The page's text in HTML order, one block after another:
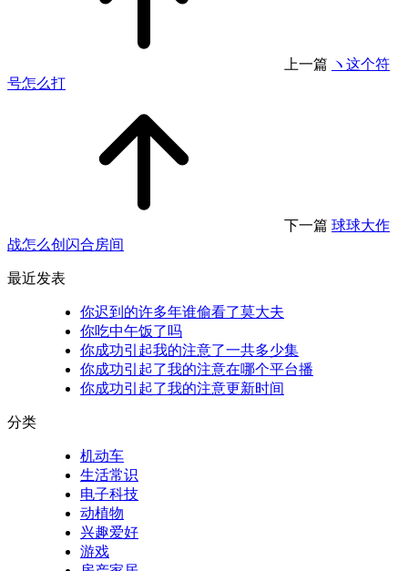
上一篇 ヽ这个符
号怎么打
下一篇 球球大作
战怎么创闪合房间
最近发表
你迟到的许多年谁偷看了莫大夫
你吃中午饭了吗
你成功引起我的注意了一共多少集
你成功引起了我的注意在哪个平台播
你成功引起了我的注意更新时间
分类
机动车
生活常识
电子科技
动植物
兴趣爱好
游戏